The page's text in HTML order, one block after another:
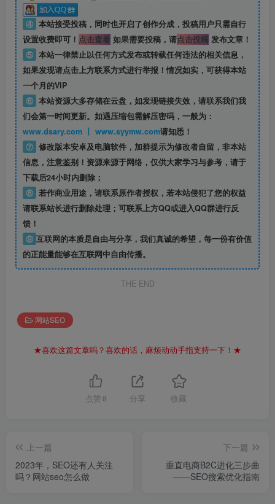
④ 本站接受投稿，同时也开启了创作分成，投稿用户只需自行
设置收费即可！ 点击查看如果需要投稿，请点击投稿发布文章！
⑤ 本站一律禁止以任何方式发布或转载任何违法的相关信息，
如果发现请点击上方联系方式进行举报！情况如实，可获得本站
一个月的VIP
⑥ 本站资源大多存储在云盘，如发现链接失效，请联系我们我
们会第一时间更新。如遇压缩包需解压密码，一般为：
www.dsary.com 丨 www.syymw.com请知悉！
⑦ 修改版本安卓及电脑软件，加群提示为修改者自留， 非本站
信息，注意鉴别！资源来源于网络，仅供大家学习与参考，请于
下载后24小时内删除；
⑧ 若作商业用途，请联系原作者授权，若本站侵犯了您的权益
请联系站长进行删除处理；可联系上方QQ或进入QQ群进行反
馈！
⑨ 互联网的本质是自由与分享，我们真诚的希望，每一份有价值
的正能量能够在互联网中自由传播。
THE END
网站SEO
★喜欢这篇文章吗？喜欢的话，麻烦动动手指支持一下！★
点赞 8 分享 收藏
上一篇
2023年，SEO还有人关注
吗？网站seo怎么做
下一篇
垂直电商B2C进化三步曲
——SEO搜索优化指南